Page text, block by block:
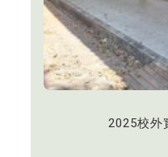
2025校外